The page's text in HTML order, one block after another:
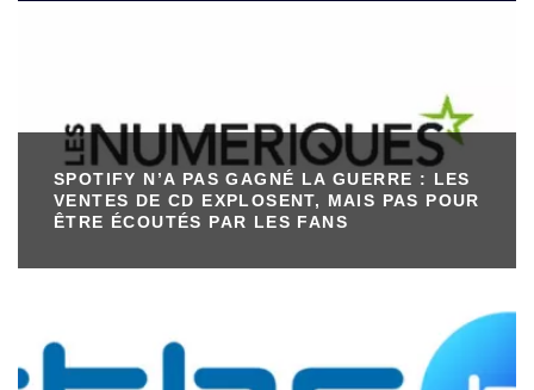
SPOTIFY N’A PAS GAGNÉ LA GUERRE : LES
VENTES DE CD EXPLOSENT, MAIS PAS POUR
ÊTRE ÉCOUTÉS PAR LES FANS